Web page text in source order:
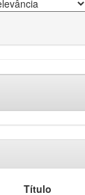
Título